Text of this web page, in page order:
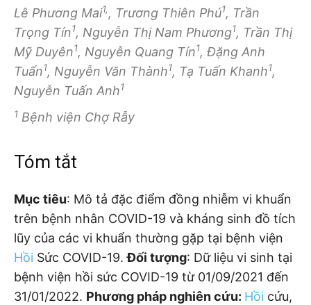
Lê Phương Mai1,, Trương Thiên Phú1, Trần
Trọng Tín1, Nguyễn Thị Nam Phương1, Trần Thị
Mỹ Duyên1, Nguyễn Quang Tín1, Đặng Anh
Tuấn1, Nguyễn Văn Thành1, Tạ Tuấn Khanh1,
Nguyễn Tuấn Anh1
1 Bệnh viện Chợ Rẫy
Tóm tắt
Mục tiêu: Mô tả đặc điểm đồng nhiễm vi khuẩn
trên bệnh nhân COVID-19 và kháng sinh đồ tích
lũy của các vi khuẩn thường gặp tại bệnh viện
Hồi Sức COVID-19.Đối tượng: Dữ liệu vi sinh tại
bệnh viện hồi sức COVID-19 từ 01/09/2021 đến
31/01/2022. Phương pháp nghiên cứu: Hồi cứu,